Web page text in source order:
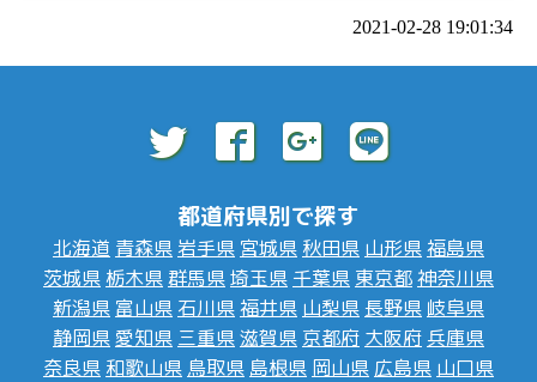
2021-02-28 19:01:34
都道府県別で探す
北海道 青森県 岩手県 宮城県 秋田県 山形県福島県
茨城県 栃木県群馬県埼玉県 千葉県 東京都神奈川県
新潟県 富山県 石川県福井県 山梨県 長野県 岐阜県
静岡県愛知県 三重県滋賀県 京都府 大阪府 兵庫県
奈良県 和歌山県 鳥取県 島根県 岡山県 広島県 山口県